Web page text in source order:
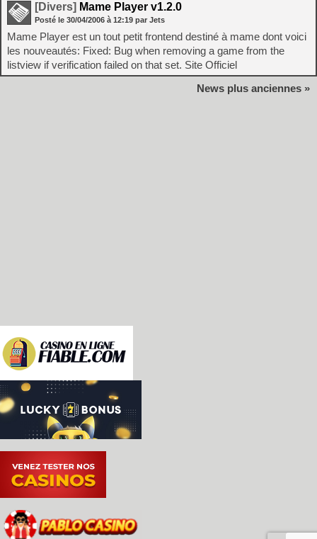
[Divers] Mame Player v1.2.0
Posté le 30/04/2006 à 12:19 par Jets
Mame Player est un tout petit frontend destiné à mame dont voici
les nouveautés: Fixed: Bug when removing a game from the
listview if verification failed on that set. Site Officiel
News plus anciennes »